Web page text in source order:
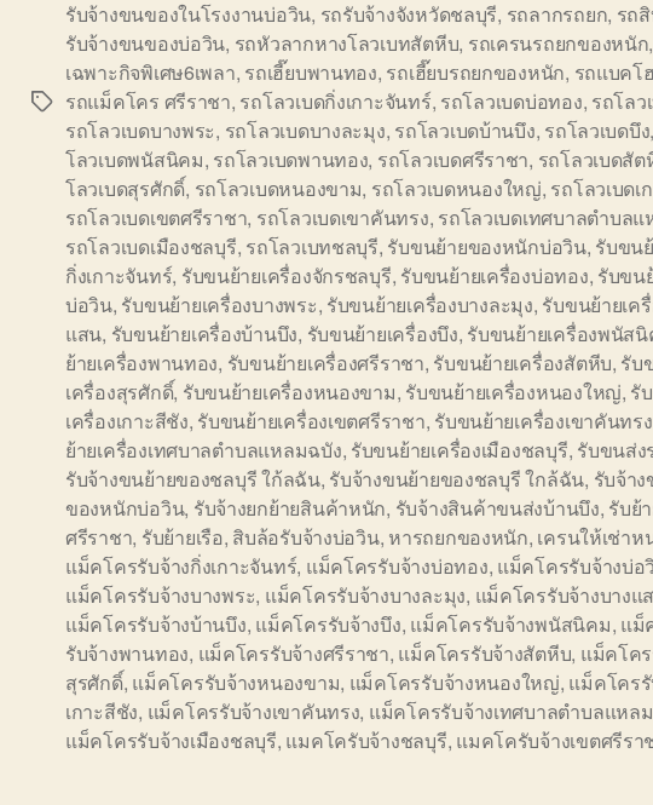
Tags
รับจ้างขนของในโรงงานบ่อวิน, รถรับจ้างจังหวัดชลบุรี, รถลากรถยก, รถ
รับจ้างขนของบ่อวิน, รถหัวลากหางโลวเบทสัตหีบ, รถเครนรถยกของหนัก,
เฉพาะกิจพิเศษ6เพลา, รถเฮี๊ยบพานทอง, รถเฮี๊ยบรถยกของหนัก, รถแบคโ
รถแม็คโคร ศรีราชา, รถโลวเบดกิ่งเกาะจันทร์, รถโลวเบดบ่อทอง, รถโลว
รถโลวเบดบางพระ, รถโลวเบดบางละมุง, รถโลวเบดบ้านบึง, รถโลวเบดบึง,
โลวเบดพนัสนิคม, รถโลวเบดพานทอง, รถโลวเบดศรีราชา, รถโลวเบดสั
โลวเบดสุรศักดิ์, รถโลวเบดหนองขาม, รถโลวเบดหนองใหญ่, รถโลวเบดเ
รถโลวเบดเขตศรีราชา, รถโลวเบดเขาคันทรง, รถโลวเบดเทศบาลตำบล
รถโลวเบดเมืองชลบุรี, รถโลวเบทชลบุรี, รับขนย้ายของหนักบ่อวิน, รับขน
กิ่งเกาะจันทร์, รับขนย้ายเครื่องจักรชลบุรี, รับขนย้ายเครื่องบ่อทอง, รับขน
บ่อวิน, รับขนย้ายเครื่องบางพระ, รับขนย้ายเครื่องบางละมุง, รับขนย้ายเค
แสน, รับขนย้ายเครื่องบ้านบึง, รับขนย้ายเครื่องบึง, รับขนย้ายเครื่องพนัส
ย้ายเครื่องพานทอง, รับขนย้ายเครื่องศรีราชา, รับขนย้ายเครื่องสัตหีบ, รับ
เครื่องสุรศักดิ์, รับขนย้ายเครื่องหนองขาม, รับขนย้ายเครื่องหนองใหญ่, รั
เครื่องเกาะสีชัง, รับขนย้ายเครื่องเขตศรีราชา, รับขนย้ายเครื่องเขาคันทรง
ย้ายเครื่องเทศบาลตำบลแหลมฉบัง, รับขนย้ายเครื่องเมืองชลบุรี, รับขนส่ง
รับจ้างขนย้ายของชลบุรี ใก้ลฉัน, รับจ้างขนย้ายของชลบุรี ใกล้ฉัน, รับจ้า
ของหนักบ่อวิน, รับจ้างยกย้ายสินค้าหนัก, รับจ้างสินค้าขนส่งบ้านบึง, รับย้
ศรีราชา, รับย้ายเรือ, สิบล้อรับจ้างบ่อวิน, หารถยกของหนัก, เครนให้เช่า
แม็คโครรับจ้างกิ่งเกาะจันทร์, แม็คโครรับจ้างบ่อทอง, แม็คโครรับจ้างบ่อ
แม็คโครรับจ้างบางพระ, แม็คโครรับจ้างบางละมุง, แม็คโครรับจ้างบางแ
แม็คโครรับจ้างบ้านบึง, แม็คโครรับจ้างบึง, แม็คโครรับจ้างพนัสนิคม, แม็
รับจ้างพานทอง, แม็คโครรับจ้างศรีราชา, แม็คโครรับจ้างสัตหีบ, แม็คโค
สุรศักดิ์, แม็คโครรับจ้างหนองขาม, แม็คโครรับจ้างหนองใหญ่, แม็คโคร
เกาะสีชัง, แม็คโครรับจ้างเขาคันทรง, แม็คโครรับจ้างเทศบาลตำบลแหล
แม็คโครรับจ้างเมืองชลบุรี, แมคโครับจ้างชลบุรี, แมคโครับจ้างเขตศรีรา